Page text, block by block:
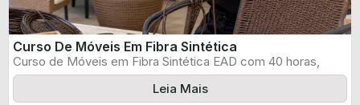
Curso De Móveis Em Fibra Sintética
Curso de Móveis em Fibra Sintética EAD com 40 horas,
certificado informado pelo ...
Leia Mais